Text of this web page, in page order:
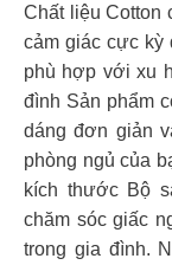
Chất liệu Cotton
cảm giác cực kỳ
phù hợp với xu
đình Sản phẩm
dáng đơn giản
phòng ngủ của
kích thước Bộ
chăm sóc giấc
trong gia đình.